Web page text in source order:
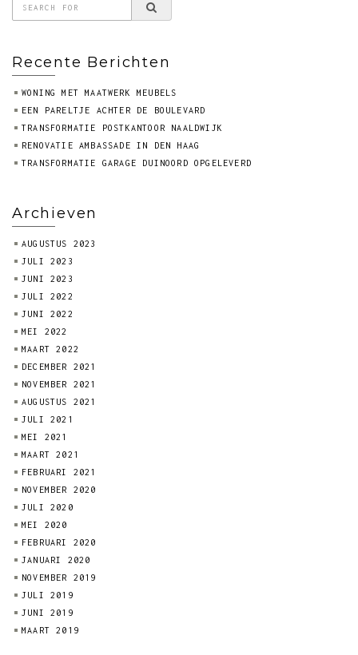
Recente Berichten
WONING MET MAATWERK MEUBELS
EEN PARELTJE ACHTER DE BOULEVARD
TRANSFORMATIE POSTKANTOOR NAALDWIJK
RENOVATIE AMBASSADE IN DEN HAAG
TRANSFORMATIE GARAGE DUINOORD OPGELEVERD
Archieven
AUGUSTUS 2023
JULI 2023
JUNI 2023
JULI 2022
JUNI 2022
MEI 2022
MAART 2022
DECEMBER 2021
NOVEMBER 2021
AUGUSTUS 2021
JULI 2021
MEI 2021
MAART 2021
FEBRUARI 2021
NOVEMBER 2020
JULI 2020
MEI 2020
FEBRUARI 2020
JANUARI 2020
NOVEMBER 2019
JULI 2019
JUNI 2019
MAART 2019